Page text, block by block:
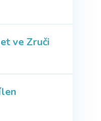
ve Zruči